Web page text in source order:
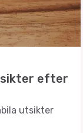
efter
utsikter